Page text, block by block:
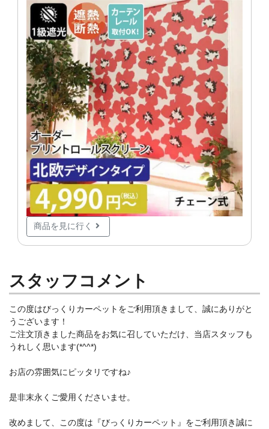
商品を見に行く
スタッフコメント
この度はびっくりカーペットをご利用頂きまして、誠にありがと
うございます！
ご注文頂きました商品をお気に召していただけ、当店スタッフも
うれしく思います(*^^*)
お店の雰囲気にピッタリですね♪
是非末永くご愛用くださいませ。
改めまして、この度は『びっくりカーペット』をご利用頂き誠に